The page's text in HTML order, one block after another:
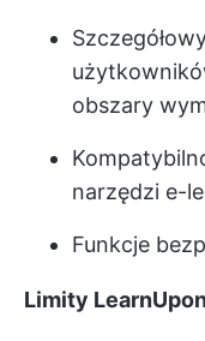
obszary
narzędzi e-
Funkcje
Limity